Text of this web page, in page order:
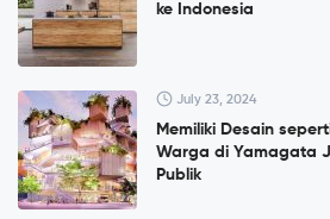
ke Indonesia
July 23, 2024
Memiliki Desain
Warga di Yamagata
Publik